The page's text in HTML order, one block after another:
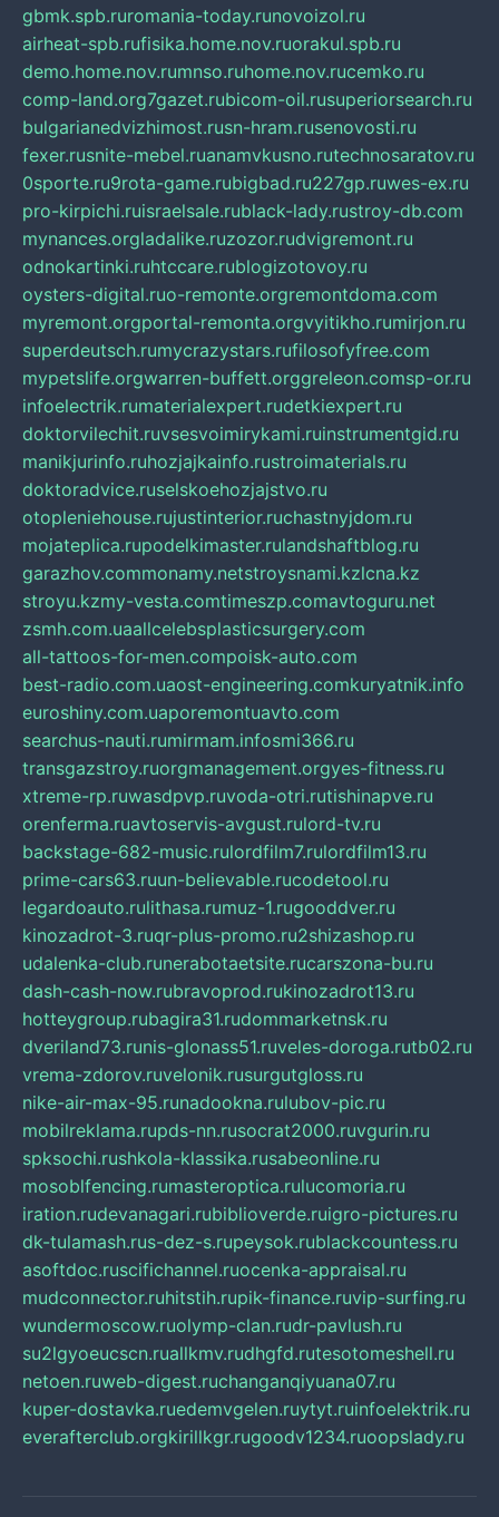
gbmk.spb.ruromania-today.runovoizol.ru
airheat-spb.rufisika.home.nov.ruorakul.spb.ru
demo.home.nov.rumnso.ruhome.nov.rucemko.ru
comp-land.org7gazet.rubicom-oil.rusuperiorsearch.ru
bulgarianedvizhimost.rusn-hram.rusenovosti.ru
fexer.rusnite-mebel.ruanamvkusno.rutechnosaratov.ru
0sporte.ru9rota-game.rubigbad.ru227gp.ruwes-ex.ru
pro-kirpichi.ruisraelsale.rublack-lady.rustroy-db.com
mynances.orgladalike.ruzozor.rudvigremont.ru
odnokartinki.ruhtccare.rublogizotovoy.ru
oysters-digital.ruo-remonte.orgremontdoma.com
myremont.orgportal-remonta.orgvyitikho.rumirjon.ru
superdeutsch.rumycrazystars.rufilosofyfree.com
mypetslife.orgwarren-buffett.orggreleon.comsp-or.ru
infoelectrik.rumaterialexpert.rudetkiexpert.ru
doktorvilechit.ruvsesvoimirykami.ruinstrumentgid.ru
manikjurinfo.ruhozjajkainfo.rustroimaterials.ru
doktoradvice.ruselskoehozjajstvo.ru
otopleniehouse.rujustinterior.ruchastnyjdom.ru
mojateplica.rupodelkimaster.rulandshaftblog.ru
garazhov.commonamy.netstroysnami.kzlcna.kz
stroyu.kzmy-vesta.comtimeszp.comavtoguru.net
zsmh.com.uaallcelebsplasticsurgery.com
all-tattoos-for-men.compoisk-auto.com
best-radio.com.uaost-engineering.comkuryatnik.info
euroshiny.com.uaporemontuavto.com
searchus-nauti.rumirmam.infosmi366.ru
transgazstroy.ruorgmanagement.orgyes-fitness.ru
xtreme-rp.ruwasdpvp.ruvoda-otri.rutishinapve.ru
orenferma.ruavtoservis-avgust.rulord-tv.ru
backstage-682-music.rulordfilm7.rulordfilm13.ru
prime-cars63.ruun-believable.rucodetool.ru
legardoauto.rulithasa.rumuz-1.rugooddver.ru
kinozadrot-3.ruqr-plus-promo.ru2shizashop.ru
udalenka-club.runerabotaetsite.rucarszona-bu.ru
dash-cash-now.rubravoprod.rukinozadrot13.ru
hotteygroup.rubagira31.rudommarketnsk.ru
dveriland73.runis-glonass51.ruveles-doroga.rutb02.ru
vrema-zdorov.ruvelonik.rusurgutgloss.ru
nike-air-max-95.runadookna.rulubov-pic.ru
mobilreklama.rupds-nn.rusocrat2000.ruvgurin.ru
spksochi.rushkola-klassika.rusabeonline.ru
mosoblfencing.rumasteroptica.rulucomoria.ru
iration.rudevanagari.rubiblioverde.ruigro-pictures.ru
dk-tulamash.rus-dez-s.rupeysok.rublackcountess.ru
asoftdoc.ruscifichannel.ruocenka-appraisal.ru
mudconnector.ruhitstih.rupik-finance.ruvip-surfing.ru
wundermoscow.ruolymp-clan.rudr-pavlush.ru
su2lgyoeucscn.ruallkmv.rudhgfd.rutesotomeshell.ru
netoen.ruweb-digest.ruchanganqiyuana07.ru
kuper-dostavka.ruedemvgelen.ruytyt.ruinfoelektrik.ru
everafterclub.orgkirillkgr.rugoodv1234.ruoopslady.ru